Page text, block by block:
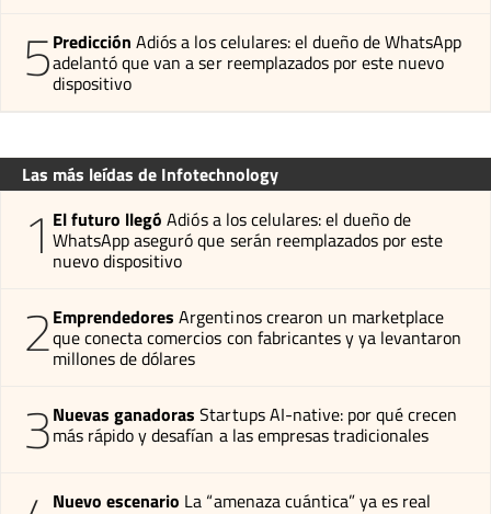
5Predicción Adiós a los celulares: el dueño de WhatsApp
adelantó que van a ser reemplazados por este nuevo
dispositivo
Las más leídas de Infotechnology
1 El futuro llegó Adiós a los celulares: el dueño de
WhatsApp aseguró que serán reemplazados por este
nuevo dispositivo
2Emprendedores Argentinos crearon un marketplace
que conecta comercios con fabricantes y ya levantaron
millones de dólares
3Nuevas ganadoras Startups AI-native: por qué crecen
más rápido y desafían a las empresas tradicionales
Nuevo escenario La “amenaza cuántica” ya es real